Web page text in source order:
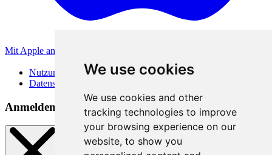
We use cookies
We use cookies and other
tracking technologies to improve
your browsing experience on our
website, to show you
Mit Apple anmelden
Nutzungsbedingungen
Datenschutzerklärung
Anmeldemethoden